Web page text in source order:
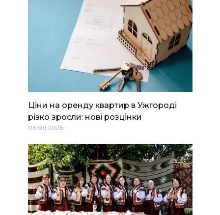
Ціни на оренду квартир в Ужгороді
різко зросли: нові розцінки
06.08.2026